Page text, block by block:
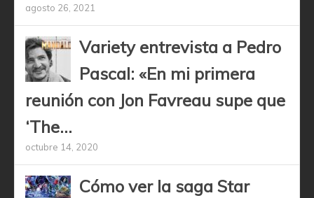
agosto 26, 2021
Variety entrevista a Pedro
Pascal: «En mi primera
reunión con Jon Favreau supe que
‘The...
octubre 14, 2020
Cómo ver la saga Star